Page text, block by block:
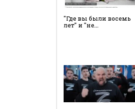
"Где вы были восемь
лет" и "не…